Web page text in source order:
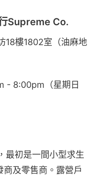
Supreme Co.
18樓1802室（油麻地
- 8:00pm（星期日
最初是一間小型求生
及零售商。露營戶